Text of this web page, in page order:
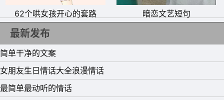
11、日边红霞沐金光，眼前新人结成双。交杯喜酒恩爱蓄，
祝愿你们永结同心，相伴终生。
12、真诚的爱情的结合是一切结合中最纯洁的，祝福你们!
愿爱洋溢在你甜蜜的生活中，让以后的每一个日子，都象今
62个哄女孩开心的套路 暗恋文艺短句
最新发布
简单干净的文案
女朋友生日情话大全浪漫情话
最简单最动听的情话